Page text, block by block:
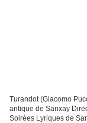
Turandot (Giacomo
antique de Sanxay
Soirées Lyriques de